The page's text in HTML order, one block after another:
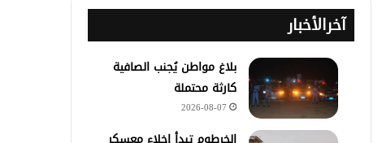
آخرالأخبار
بلاغ مواطن يُجنب الصافية
كارثة محتملة
2026-08-07